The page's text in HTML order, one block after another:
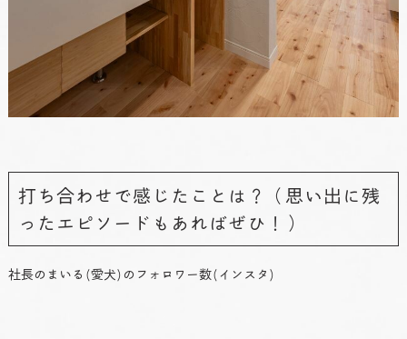
打ち合わせで感じたことは？（思い出に残
ったエピソードもあればぜひ！）
社長のまいる(愛犬)のフォロワー数(インスタ)